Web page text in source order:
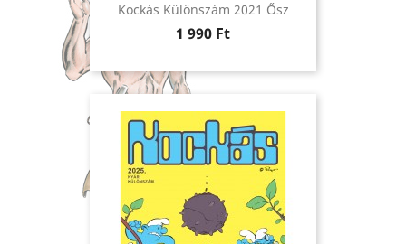
Kockás Különszám 2021 Ősz
Ár
1 990 Ft